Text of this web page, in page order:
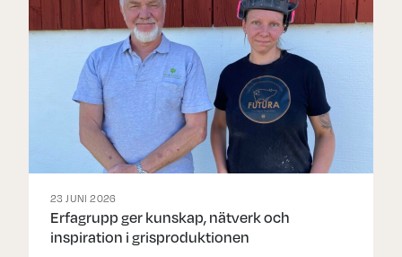
23 JUNI 2026
Erfagrupp ger kunskap, nätverk och
inspiration i grisproduktionen